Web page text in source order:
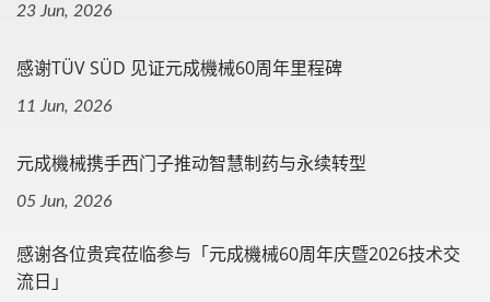
23 Jun, 2026
感谢TÜV SÜD 见证元成機械60周年里程碑
11 Jun, 2026
元成機械携手西门子推动智慧制药与永续转型
05 Jun, 2026
感谢各位贵宾莅临参与「元成機械60周年庆暨2026技术交
流日」